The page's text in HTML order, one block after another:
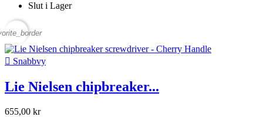
Slut i Lager
 Snabbvy
Lie Nielsen chipbreaker...
655,00 kr